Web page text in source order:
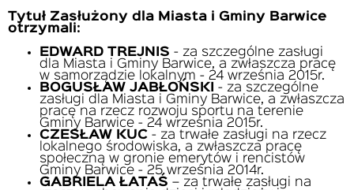
Tytuł Zasłużony dla Miasta i Gminy Barwice
otrzymali:
EDWARD TREJNIS - za szczególne zasługi
dla Miasta i Gminy Barwice, a zwłaszcza pracę
w samorządzie lokalnym - 24 września 2015r.
BOGUSŁAW JABŁOŃSKI
- za szczególne
zasługi dla Miasta i Gminy Barwice, a zwłaszcza
pracę na rzecz rozwoju sportu na terenie
Gminy Barwice - 24 września 2015r.
CZESŁAW KUC - za trwałe zasługi na rzecz
lokalnego środowiska, a zwłaszcza pracę
społeczną w gronie emerytów i rencistów
Gminy Barwice - 25 września 2014r.
GABRIELA ŁATAŚ – za trwałe zasługi na